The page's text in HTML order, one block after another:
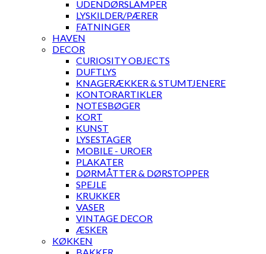
UDENDØRSLAMPER
LYSKILDER/PÆRER
FATNINGER
HAVEN
DECOR
CURIOSITY OBJECTS
DUFTLYS
KNAGERÆKKER & STUMTJENERE
KONTORARTIKLER
NOTESBØGER
KORT
KUNST
LYSESTAGER
MOBILE - UROER
PLAKATER
DØRMÅTTER & DØRSTOPPER
SPEJLE
KRUKKER
VASER
VINTAGE DECOR
ÆSKER
KØKKEN